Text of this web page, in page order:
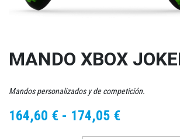
MANDO XBOX
Mandos personalizados y de competición.
164,60 € - 174,05 €Rango